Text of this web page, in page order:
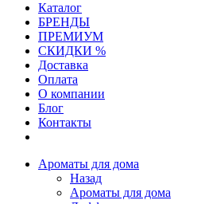
Каталог
БРЕНДЫ
ПРЕМИУМ
СКИДКИ %
Доставка
Оплата
О компании
Блог
Контакты
Ароматы для дома
Назад
Ароматы для дома